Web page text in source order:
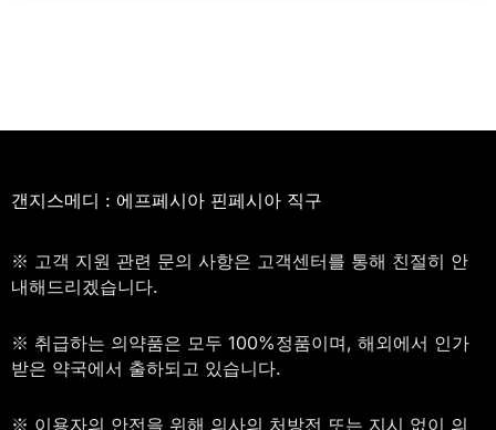
갠지스메디 : 에프페시아 핀페시아 직구
※ 고객 지원 관련 문의 사항은 고객센터를 통해 친절히 안
내해드리겠습니다.
※ 취급하는 의약품은 모두 100%정품이며, 해외에서 인가
받은 약국에서 출하되고 있습니다.
※ 이용자의 안전을 위해 의사의 처방전 또는 지시 없이 의